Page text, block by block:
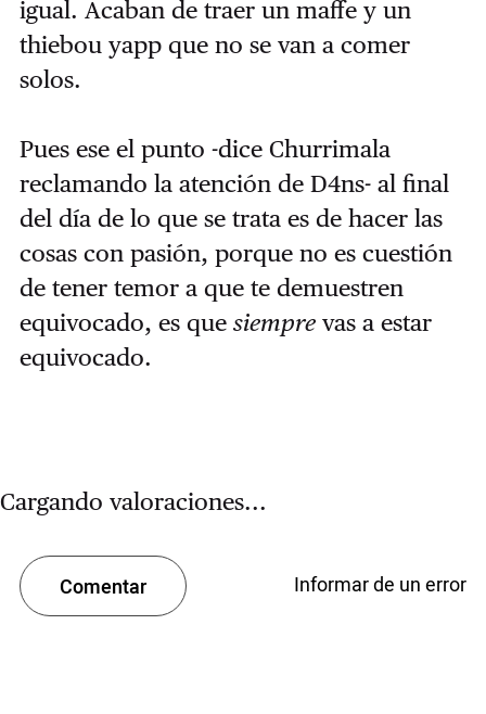
igual. Acaban de traer un maffe y un
thiebou yapp que no se van a comer
solos.
Pues ese el punto -dice Churrimala
reclamando la atención de D4ns- al final
del día de lo que se trata es de hacer las
cosas con pasión, porque no es cuestión
de tener temor a que te demuestren
equivocado, es que siemprevas a estar
equivocado.
Cargando valoraciones...
Comentar Informar de un error